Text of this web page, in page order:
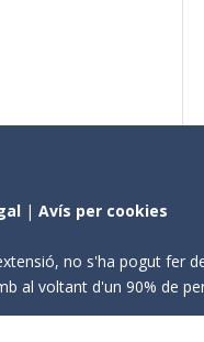
|Avís per cookies
no s'ha pogut fer
al voltant d'un 90% de